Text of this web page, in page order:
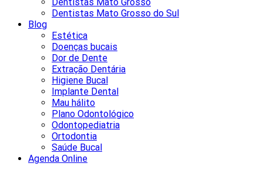
Dentistas Mato Grosso do Sul
Blog
Estética
Doenças bucais
Dor de Dente
Extração Dentária
Higiene Bucal
Implante Dental
Mau hálito
Plano Odontológico
Odontopediatria
Ortodontia
Saúde Bucal
Agenda Online